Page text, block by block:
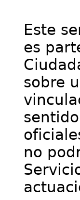
Este
es
sobre
no